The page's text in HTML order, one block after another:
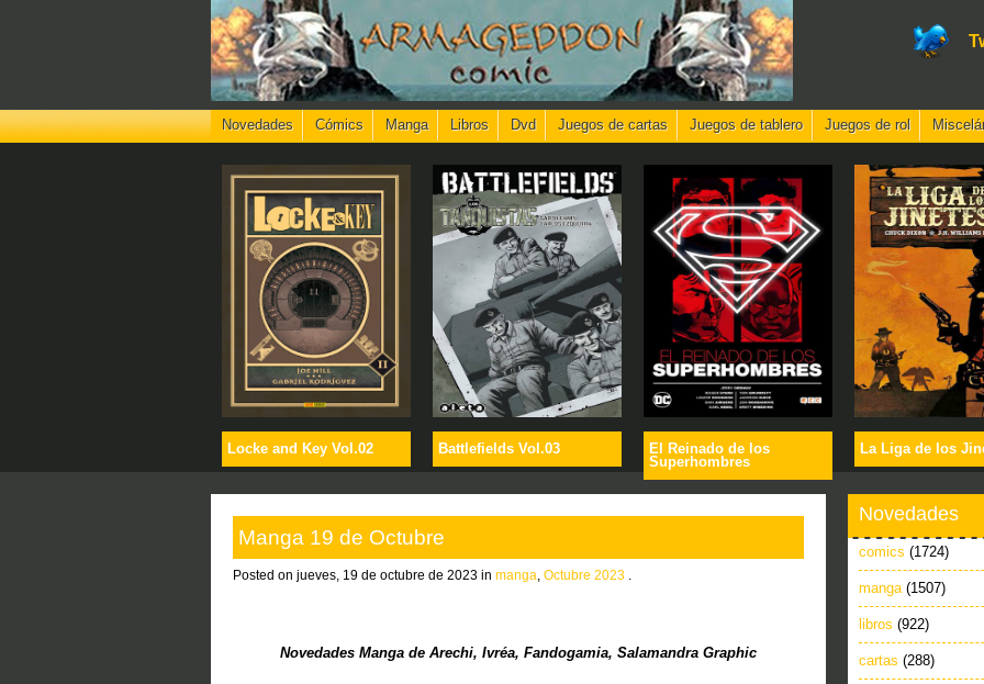
Novedades Cómics Manga Libros Dvd Juegos de cartas Juegos de tablero Juegos de rol
Locke and Key Vol.02 Battlefields Vol.03
El Reinado de los
Superhombres
La Liga de los
Manga 19 de Octubre
Posted on jueves, 19 de octubre de 2023 in manga Octubre 2023
Novedades Manga de Arechi, Ivréa, Fandogamia, Salamandra Graphic
Novedades
comics (1724)
manga (1507)
libros (922)
cartas (288)